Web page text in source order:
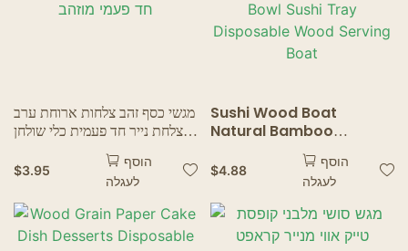
מגשי כסף זהב צלחות ארוחת ערב
צלחת נייר חד פעמית כלי שולחן
מסיבת חתונה ליום הולדת מגש
נייר חד פעמי מוזהב
$3.95
הוסף
לעגלה
Sushi Wood Boat
Natural Bamboo
Disposable Salad
Dessert Pine Cake Boat
Snack Bowl Sushi Tray
Disposable Wood
Serving Boat
$4.88
הוסף
לעגלה